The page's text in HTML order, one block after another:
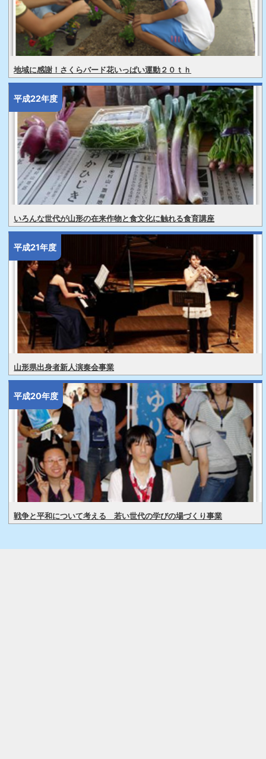
地域に感謝！さくらバード花いっぱい運動２０ｔｈ
平成22年度
いろんな世代が山形の在来作物と食文化に触れる食育講座
平成21年度
山形県出身者新人演奏会事業
平成20年度
戦争と平和について考える 若い世代の学びの場づくり事業